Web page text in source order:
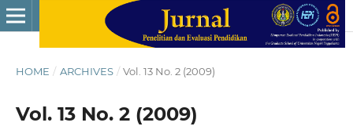
HOME / ARCHIVES / Vol. 13 No. 2 (2009)
Vol. 13 No. 2 (2009)